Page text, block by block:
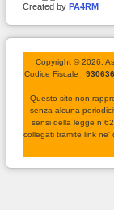
Created by PA4RM
Copyright © 2026.
Codice Fiscale :
Questo sito non
senza alcuna
sensi della legge n
collegati tramite link ne'